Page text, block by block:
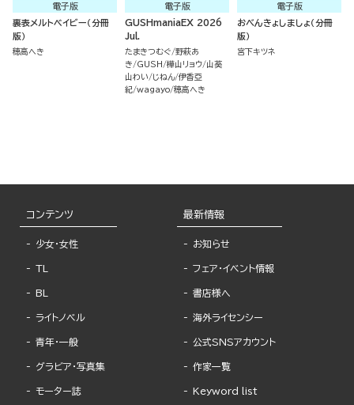
電子版
裏表メルトベイビー（分冊
版）
穂高へき
電子版
GUSHmaniaEX 2026
Jul.
たまきつむぐ 野萩あ
き
GUSH 樺山リョウ 山葵
山わい
じねん 伊香亞
紀 wagayo 穂高へき
電子版
おべんきょしましょ（分冊
版）
宮下キツネ
コンテンツ
少女・女性
TL
BL
ライトノベル
青年・一般
グラビア・写真集
モーター誌
最新情報
お知らせ
フェア・イベント情報
書店様へ
海外ライセンシー
公式SNSアカウント
作家一覧
Keyword list